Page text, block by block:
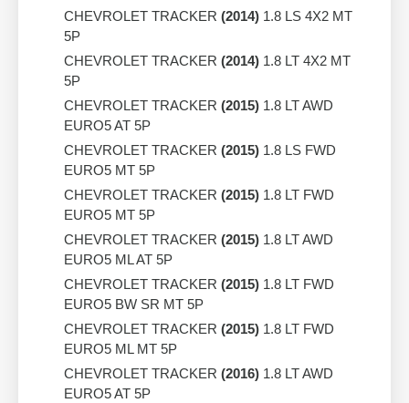
CHEVROLET TRACKER (2014) 1.8 LS 4X2 MT
5P
CHEVROLET TRACKER (2014) 1.8 LT 4X2 MT
5P
CHEVROLET TRACKER (2015) 1.8 LT AWD
EURO5 AT 5P
CHEVROLET TRACKER (2015) 1.8 LS FWD
EURO5 MT 5P
CHEVROLET TRACKER (2015) 1.8 LT FWD
EURO5 MT 5P
CHEVROLET TRACKER (2015) 1.8 LT AWD
EURO5 ML AT 5P
CHEVROLET TRACKER (2015) 1.8 LT FWD
EURO5 BW SR MT 5P
CHEVROLET TRACKER (2015) 1.8 LT FWD
EURO5 ML MT 5P
CHEVROLET TRACKER (2016) 1.8 LT AWD
EURO5 AT 5P